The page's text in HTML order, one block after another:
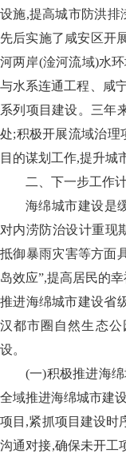
设施,提高城市防洪排
先后实施了咸安区开
河两岸(淦河流域)水
与水系连通工程、咸
系列项目建设。三年
处;积极开展流域治理
目的谋划工作,提升城
二、下一步工作
海绵城市建设是
对内涝防治设计重现
抵御暴雨灾害等方面
岛效应”,提高居民的
推进海绵城市建设省
汉都市圈自然生态
设。
(一)积极推进海
全域推进海绵城市建
项目,紧抓项目建设时
沟通对接,确保未开工